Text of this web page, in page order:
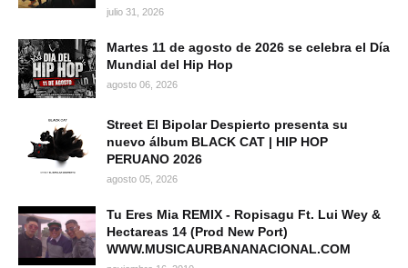
julio 31, 2026
Martes 11 de agosto de 2026 se celebra el Día
Mundial del Hip Hop
agosto 06, 2026
Street El Bipolar Despierto presenta su
nuevo álbum BLACK CAT | HIP HOP
PERUANO 2026
agosto 05, 2026
Tu Eres Mia REMIX - Ropisagu Ft. Lui Wey &
Hectareas 14 (Prod New Port)
WWW.MUSICAURBANANACIONAL.COM